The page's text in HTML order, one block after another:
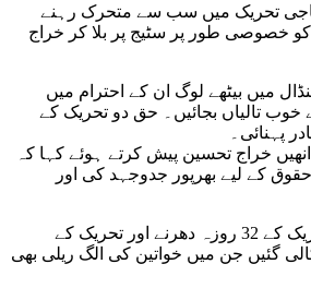
تحریک میں سب سے متحرک رہنے
خصوصی طور پر سٹیج پر بلا کر خراج
میں بیٹھے لوگ ان کے احترام میں
خوب تالیاں بجائیں۔ حق دو تحریک کے
پہنائی۔
خراج تحسین پیش کرتے ہوئے کہا کہ
کے لیے بھرپور جدوجہد کی اور
خیال رہے کہ حق دو تحریک کے 32 روزہ دھرنے اور تحریک کے
گئیں جن میں خواتین کی الگ ریلی بھی